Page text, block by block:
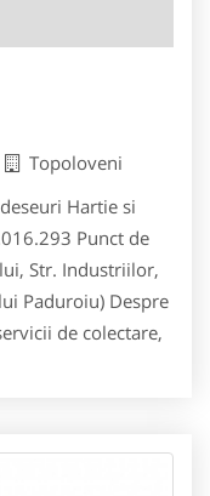
Topoloveni
deseuri Hartie si
Punct de
Str. Industriilor,
Paduroiu) Despre
de colectare,